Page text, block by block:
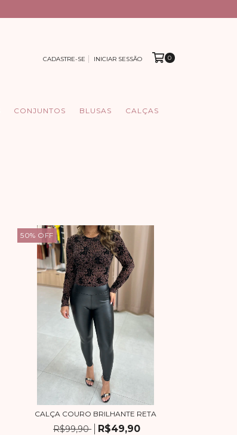
CADASTRE-SE INICIAR SESSÃO 0
CONJUNTOS BLUSAS CALÇAS
50% OFF
CALÇA COURO BRILHANTE RETA
R$99,90 R$49,90